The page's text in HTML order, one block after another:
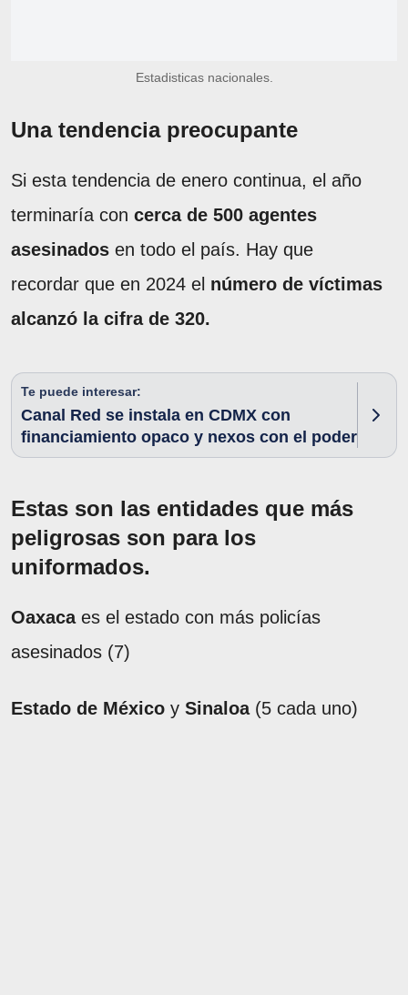
Estadisticas nacionales.
Una tendencia preocupante
Si esta tendencia de enero continua, el año
terminaría con cerca de 500 agentes
asesinados en todo el país. Hay que
recordar que en 2024 el número de víctimas
alcanzó la cifra de 320.
Te puede interesar:
Canal Red se instala en CDMX con
financiamiento opaco y nexos con el poder
Estas son las entidades que más
peligrosas son para los
uniformados.
Oaxaca es el estado con más policías
asesinados (7)
Estado de México y Sinaloa (5 cada uno)